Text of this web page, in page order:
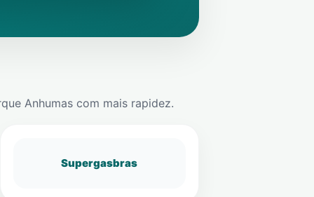
Anhumas com mais rapidez.
Supergasbras